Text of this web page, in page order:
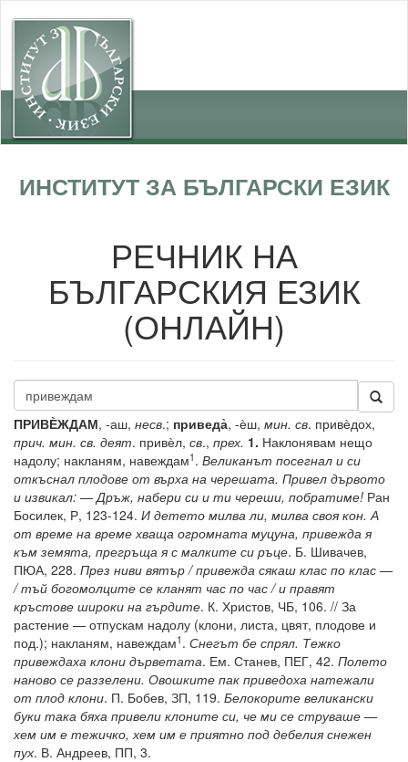
ИНСТИТУТ ЗА БЪЛГАРСКИ ЕЗИК
РЕЧНИК НА
БЪЛГАРСКИЯ ЕЗИК
(ОНЛАЙН)
ПРИВЀЖДАМ, -аш, несв.; приведа̀, -ѐш, мин. св. привѐдох,
прич. мин. св. деят. привѐл, св., прех. 1. Наклонявам нещо
надолу; накланям, навеждам1 . Великанът посегнал и си
откъснал плодове от върха на черешата. Привел дървото
и извикал: — Дръж, набери си и ти череши, побратиме! Ран
Босилек, Р, 123-124. И детето милва ли, милва своя кон. А
от време на време хваща огромната муцуна, привежда я
към земята, прегръща я с малките си ръце. Б. Шивачев,
ПЮА, 228. През ниви вятър / привежда сякаш клас по клас —
/ тъй богомолците се кланят час по час / и правят
кръстове широки на гърдите. К. Христов, ЧБ, 106. // За
растение — отпускам надолу (клони, листа, цвят, плодове и
под.); накланям, навеждам1 . Снегът бе спрял. Тежко
привеждаха клони дърветата. Ем. Станев, ПЕГ, 42. Полето
наново се раззелени. Овошките пак приведоха натежали
от плод клони. П. Бобев, ЗП, 119. Белокорите великански
буки така бяха привели клоните си, че ми се струваше —
хем им е тежичко, хем им е приятно под дебелия снежен
пух. В. Андреев, ПП, 3.